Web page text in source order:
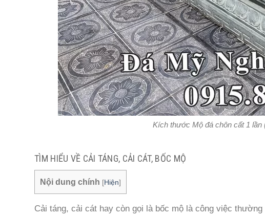
Kích thước Mộ đá chôn cất 1 lần
TÌM HIỂU VỀ CẢI TÁNG, CẢI CÁT, BỐC MỘ
Nội dung chính [Hiện]
Cải táng, cải cát hay còn gọi là bốc mộ là công việc